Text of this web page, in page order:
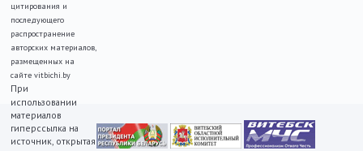
цитирования и
последующего
распространение
авторских материалов,
размещенных на
сайте vitbichi.by
При
использовании
материалов
гиперссылка на
источник, открытая